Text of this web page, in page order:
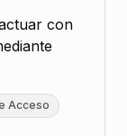
con
Acceso